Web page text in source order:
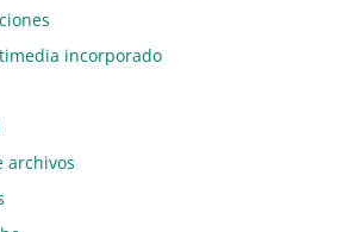
incorporado
archivos